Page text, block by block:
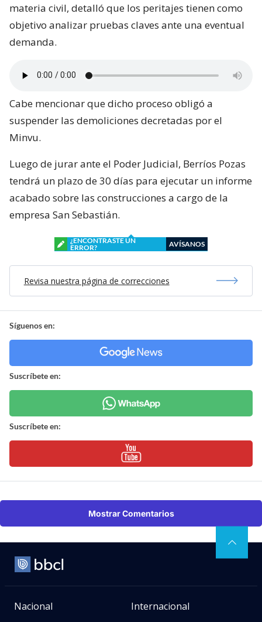
materia civil, detalló que los peritajes tienen como
objetivo analizar pruebas claves ante una eventual
demanda.
Cabe mencionar que dicho proceso obligó a
suspender las demoliciones decretadas por el
Minvu.
Luego de jurar ante el Poder Judicial, Berríos Pozas
tendrá un plazo de 30 días para ejecutar un informe
acabado sobre las construcciones a cargo de la
empresa San Sebastián.
¿ENCONTRASTE UN
ERROR?
AVÍSANOS
Revisa nuestra página de correcciones
Síguenos en:
Suscríbete en:
Suscríbete en:
Mostrar Comentarios
Nacional Internacional